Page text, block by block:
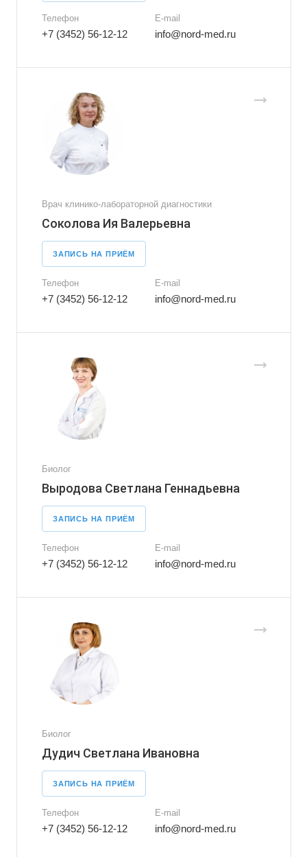
Телефон
+7 (3452) 56-12-12
E-mail
info@nord-med.ru
Врач клинико-лабораторной диагностики
Соколова Ия Валерьевна
ЗАПИСЬ НА ПРИЁМ
Телефон
+7 (3452) 56-12-12
E-mail
info@nord-med.ru
Биолог
Выродова Светлана Геннадьевна
ЗАПИСЬ НА ПРИЁМ
Телефон
+7 (3452) 56-12-12
E-mail
info@nord-med.ru
Биолог
Дудич Светлана Ивановна
ЗАПИСЬ НА ПРИЁМ
Телефон
+7 (3452) 56-12-12
E-mail
info@nord-med.ru